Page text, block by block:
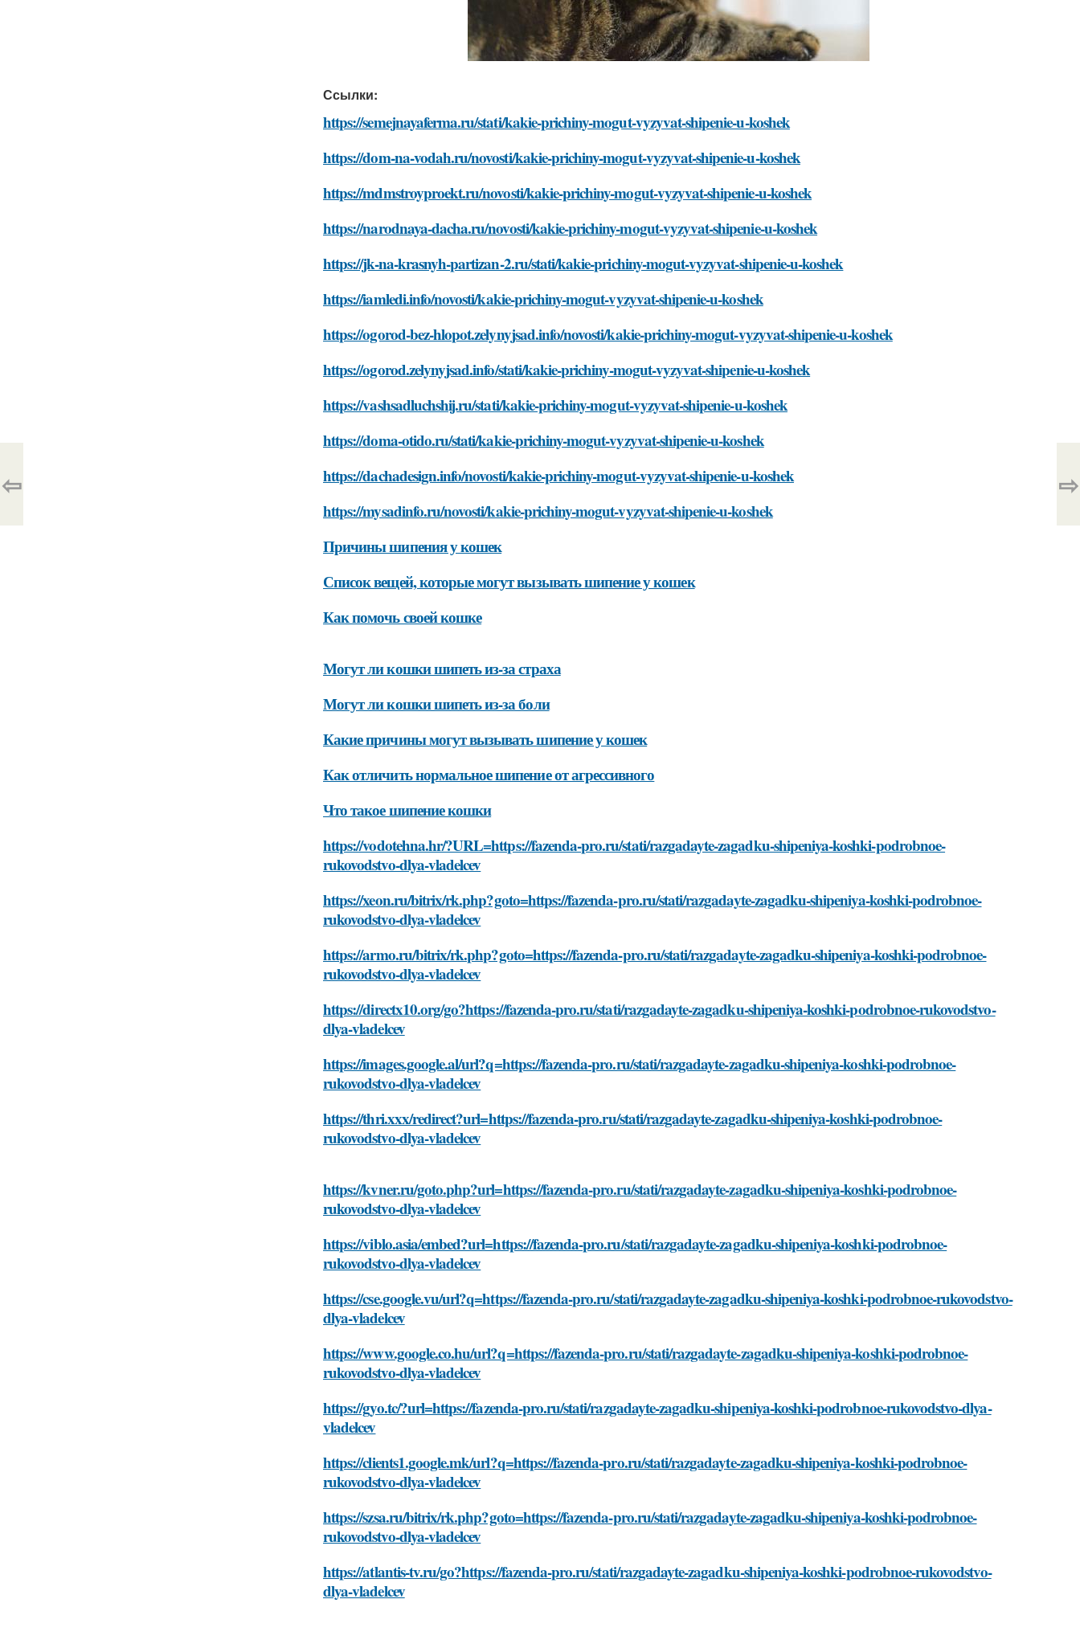
Ссылки:
https://semejnayaferma.ru/stati/kakie-prichiny-mogut-vyzyvat-shipenie-u-koshek
https://dom-na-vodah.ru/novosti/kakie-prichiny-mogut-vyzyvat-shipenie-u-koshek
https://mdmstroyproekt.ru/novosti/kakie-prichiny-mogut-vyzyvat-shipenie-u-koshek
https://narodnaya-dacha.ru/novosti/kakie-prichiny-mogut-vyzyvat-shipenie-u-koshek
https://jk-na-krasnyh-partizan-2.ru/stati/kakie-prichiny-mogut-vyzyvat-shipenie-u-koshek
https://iamledi.info/novosti/kakie-prichiny-mogut-vyzyvat-shipenie-u-koshek
https://ogorod-bez-hlopot.zelynyjsad.info/novosti/kakie-prichiny-mogut-vyzyvat-shipenie-u-koshek
https://ogorod.zelynyjsad.info/stati/kakie-prichiny-mogut-vyzyvat-shipenie-u-koshek
https://vashsadluchshij.ru/stati/kakie-prichiny-mogut-vyzyvat-shipenie-u-koshek
https://doma-otido.ru/stati/kakie-prichiny-mogut-vyzyvat-shipenie-u-koshek
https://dachadesign.info/novosti/kakie-prichiny-mogut-vyzyvat-shipenie-u-koshek
https://mysadinfo.ru/novosti/kakie-prichiny-mogut-vyzyvat-shipenie-u-koshek
Причины шипения у кошек
Список вещей, которые могут вызывать шипение у кошек
Как помочь своей кошке
Могут ли кошки шипеть из-за страха
Могут ли кошки шипеть из-за боли
Какие причины могут вызывать шипение у кошек
Как отличить нормальное шипение от агрессивного
Что такое шипение кошки
https://vodotehna.hr/?URL=https://fazenda-pro.ru/stati/razgadayte-zagadku-shipeniya-koshki-podrobnoe-
rukovodstvo-dlya-vladelcev
https://xeon.ru/bitrix/rk.php?goto=https://fazenda-pro.ru/stati/razgadayte-zagadku-shipeniya-koshki-podrobnoe-
rukovodstvo-dlya-vladelcev
https://armo.ru/bitrix/rk.php?goto=https://fazenda-pro.ru/stati/razgadayte-zagadku-shipeniya-koshki-podrobnoe-
rukovodstvo-dlya-vladelcev
https://directx10.org/go?https://fazenda-pro.ru/stati/razgadayte-zagadku-shipeniya-koshki-podrobnoe-rukovodstvo-
dlya-vladelcev
https://images.google.al/url?q=https://fazenda-pro.ru/stati/razgadayte-zagadku-shipeniya-koshki-podrobnoe-
rukovodstvo-dlya-vladelcev
https://thri.xxx/redirect?url=https://fazenda-pro.ru/stati/razgadayte-zagadku-shipeniya-koshki-podrobnoe-
rukovodstvo-dlya-vladelcev
https://kvner.ru/goto.php?url=https://fazenda-pro.ru/stati/razgadayte-zagadku-shipeniya-koshki-podrobnoe-
rukovodstvo-dlya-vladelcev
https://viblo.asia/embed?url=https://fazenda-pro.ru/stati/razgadayte-zagadku-shipeniya-koshki-podrobnoe-
rukovodstvo-dlya-vladelcev
https://cse.google.vu/url?q=https://fazenda-pro.ru/stati/razgadayte-zagadku-shipeniya-koshki-podrobnoe-rukovodstvo-
dlya-vladelcev
https://www.google.co.hu/url?q=https://fazenda-pro.ru/stati/razgadayte-zagadku-shipeniya-koshki-podrobnoe-
rukovodstvo-dlya-vladelcev
https://gyo.tc/?url=https://fazenda-pro.ru/stati/razgadayte-zagadku-shipeniya-koshki-podrobnoe-rukovodstvo-dlya-
vladelcev
https://clients1.google.mk/url?q=https://fazenda-pro.ru/stati/razgadayte-zagadku-shipeniya-koshki-podrobnoe-
rukovodstvo-dlya-vladelcev
https://szsa.ru/bitrix/rk.php?goto=https://fazenda-pro.ru/stati/razgadayte-zagadku-shipeniya-koshki-podrobnoe-
rukovodstvo-dlya-vladelcev
https://atlantis-tv.ru/go?https://fazenda-pro.ru/stati/razgadayte-zagadku-shipeniya-koshki-podrobnoe-rukovodstvo-
dlya-vladelcev
⇦ ⇨